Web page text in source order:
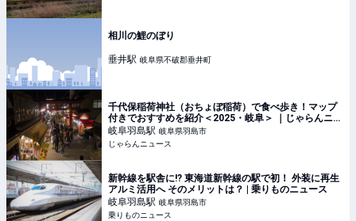
相川の鯉のぼり
垂井駅 岐阜県不破郡垂井町
千代保稲荷神社（おちょぼ稲荷）で食べ歩き！マップ
付きでおすすめを紹介＜2025・岐阜＞ ｜じゃらんニュ
ース
岐阜羽島駅 岐阜県羽島市
じゃらんニュース
新幹線を駅舎に!? 東海道新幹線の駅で初！ 外装に再生
アルミ活用へ そのメリットは？ | 乗りものニュース
岐阜羽島駅 岐阜県羽島市
乗りものニュース